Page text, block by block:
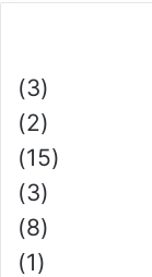
(3)
(2)
(15)
(3)
(8)
(1)